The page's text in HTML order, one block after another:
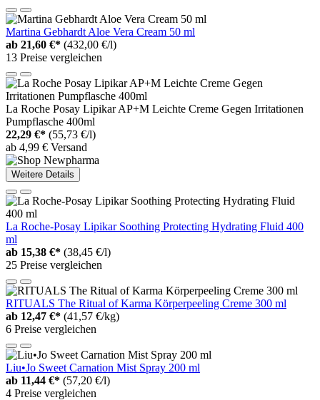
Martina Gebhardt Aloe Vera Cream 50 ml
ab 21,60 €* (432,00 €/l)
13 Preise vergleichen
La Roche Posay Lipikar AP+M Leichte Creme Gegen Irritationen
Pumpflasche 400ml
22,29 €* (55,73 €/l)
ab 4,99 € Versand
Weitere Details
La Roche-Posay Lipikar Soothing Protecting Hydrating Fluid 400
ml
ab 15,38 €* (38,45 €/l)
25 Preise vergleichen
RITUALS The Ritual of Karma Körperpeeling Creme 300 ml
ab 12,47 €* (41,57 €/kg)
6 Preise vergleichen
Liu•Jo Sweet Carnation Mist Spray 200 ml
ab 11,44 €* (57,20 €/l)
4 Preise vergleichen